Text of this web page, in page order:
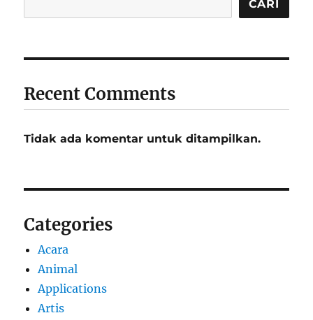
CARI
Recent Comments
Tidak ada komentar untuk ditampilkan.
Categories
Acara
Animal
Applications
Artis